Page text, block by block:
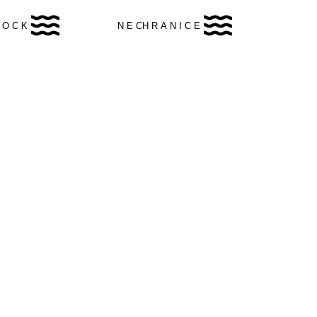
O C K N E CH R A N I C E